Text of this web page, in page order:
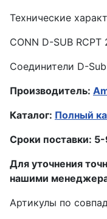
Технические
CONN D-SUB RCPT
Соединители D-
Производитель:
Каталог: Полный
Сроки поставки:
Для уточнения
нашими
Артикулы по